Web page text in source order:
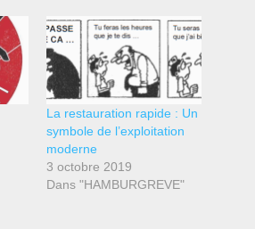
La restauration rapide : Un
symbole de l’exploitation
moderne
3 octobre 2019
Dans "HAMBURGREVE"